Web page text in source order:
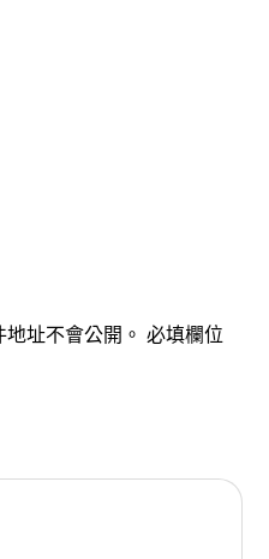
址不會公開。 必填欄位